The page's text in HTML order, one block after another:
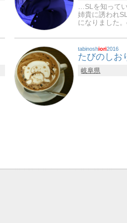
…SLを知って
姉貴に誘われ
になりました
tabinoshiori2016
たびのしお
岐阜県